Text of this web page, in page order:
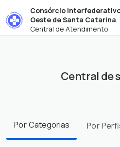
Consórcio
Oeste de Santa Catarina
Central de Atendimento
Central de
PorCategorias Por